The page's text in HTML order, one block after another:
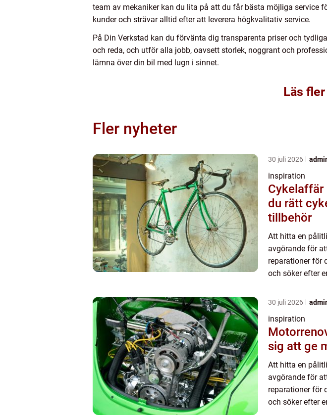
team av mekaniker kan du lita på att du får bästa möjliga service
kunder och strävar alltid efter att leverera högkvalitativ service.
På Din Verkstad kan du förvänta dig transparenta priser och
och reda, och utför alla jobb, oavsett storlek, noggrant och
lämna över din bil med lugn i sinnet.
Läs
Fler nyheter
30 juli 2026
inspiration
Cykelaffär i
du rätt
tillbehör
Att hitta en
avgörande för
reparationer för
och söker efter
30 juli 2026
inspiration
Motorrenovering
sig att ge
Att hitta en
avgörande för
reparationer för
och söker efter